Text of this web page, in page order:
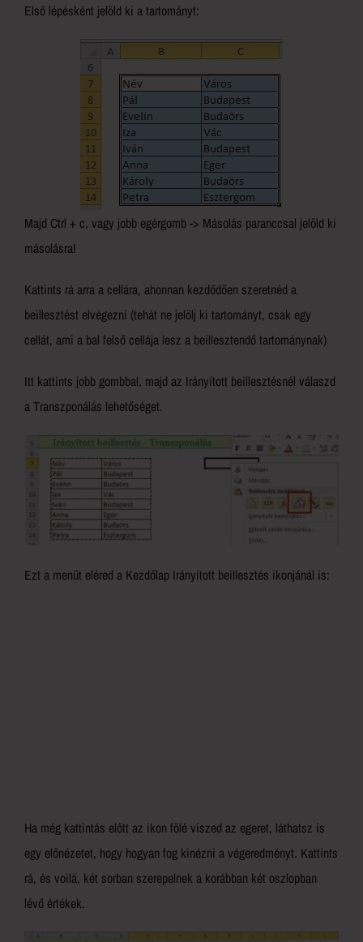
Első lépésként jelöld ki a tartományt:
Majd Ctrl + c, vagy jobb egérgomb -> Másolás paranccsal jelöld ki
másolásra!
Kattints rá arra a cellára, ahonnan kezdődően szeretnéd a
beillesztést elvégezni (tehát ne jelölj ki tartományt, csak egy
cellát, ami a bal felső cellája lesz a beillesztendő tartománynak)
Itt kattints jobb gombbal, majd az Irányított beillesztésnél válaszd
a Transzponálás lehetőséget.
Ezt a menüt eléred a Kezdőlap Irányított beillesztés ikonjánál is:
Ha még kattintás előtt az ikon fölé viszed az egeret, láthatsz is
egy előnézetet, hogy hogyan fog kinézni a végeredményt. Kattints
rá, és voilá, két sorban szerepelnek a korábban két oszlopban
lévő értékek.